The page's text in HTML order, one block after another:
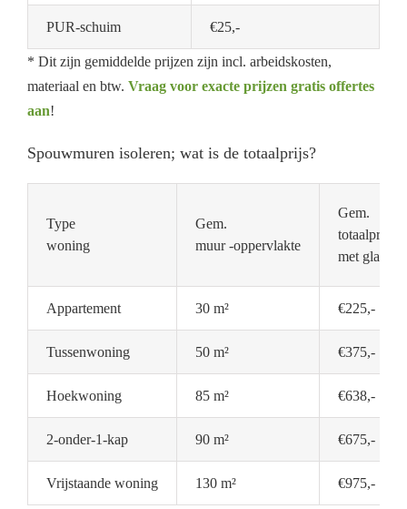
PUR-schuim €25,-
* Dit zijn gemiddelde prijzen zijn incl. arbeidskosten,
materiaal en btw. Vraag voor exacte prijzen gratis offertes
aan!
Spouwmuren isoleren; wat is de totaalprijs?
Type
woning
Gem.
muur -oppervlakte
Gem.
totaalprijs
met
Appartement 30 m² €225,-
Tussenwoning 50 m² €375,-
Hoekwoning 85 m² €638,-
2-onder-1-kap 90 m² €675,-
Vrijstaande woning 130 m² €975,-